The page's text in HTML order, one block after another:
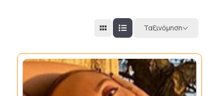
Ταξινόμηση